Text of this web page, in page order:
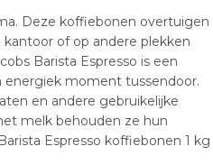
Deze koffiebonen overtuigen
of op andere plekken
Barista Espresso is een
energiek moment tussendoor.
en andere gebruikelijke
melk behouden ze hun
Espresso koffiebonen 1 kg